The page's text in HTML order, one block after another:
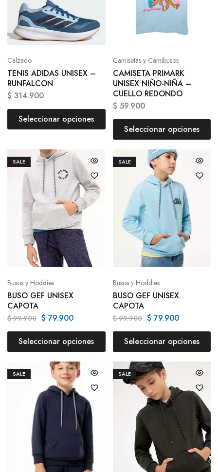
Calzado
TENIS ADIDAS UNISEX –
RUNFALCON
$ 314.900
Seleccionar opciones
Camisetas y Camibusos
CAMISETA PRIMARK
UNISEX NIÑO-NIÑA –
CUELLO REDONDO
$ 59.900
Seleccionar opciones
SALE
Busos y Hoddies
BUSO GEF UNISEX
CAPOTA
$99.900 $ 79.900
Seleccionar opciones
SALE
Busos y Hoddies
BUSO GEF UNISEX
CAPOTA
$99.900 $ 79.900
Seleccionar opciones
SALE SALE